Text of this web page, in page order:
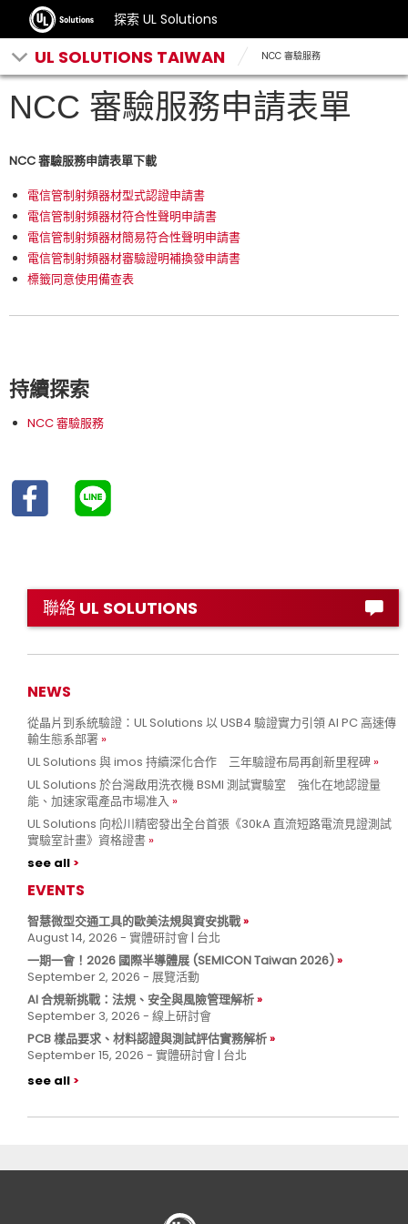
探索 UL Solutions
UL SOLUTIONS TAIWAN NCC 審驗服務
NCC 審驗服務申請表單
NCC 審驗服務申請表單下載
電信管制射頻器材型式認證申請書
電信管制射頻器材符合性聲明申請書
電信管制射頻器材簡易符合性聲明申請書
電信管制射頻器材審驗證明補換發申請書
標籤同意使用備查表
持續探索
NCC 審驗服務
聯絡 UL SOLUTIONS
NEWS
從晶片到系統驗證：UL Solutions 以 USB4 驗證實力引領 AI PC 高速傳
輸生態系部署
UL Solutions 與 imos 持續深化合作 三年驗證布局再創新里程碑
UL Solutions 於台灣啟用洗衣機 BSMI 測試實驗室 強化在地認證量
能、加速家電產品市場准入
UL Solutions 向松川精密發出全台首張《30kA 直流短路電流見證測試
實驗室計畫》資格證書
see all
EVENTS
智慧微型交通工具的歐美法規與資安挑戰
August 14, 2026 - 實體研討會 | 台北
一期一會！2026 國際半導體展 (SEMICON Taiwan 2026)
September 2, 2026 - 展覽活動
AI 合規新挑戰：法規、安全與風險管理解析
September 3, 2026 - 線上研討會
PCB 樣品要求、材料認證與測試評估實務解析
September 15, 2026 - 實體研討會 | 台北
see all